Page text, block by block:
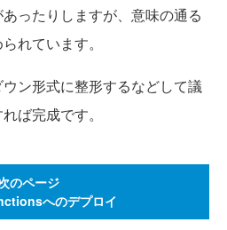
ったりしますが、意味の通る
れています。
ン形式に整形するなどして議
ば完成です。
のページ
へのデプロイ